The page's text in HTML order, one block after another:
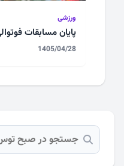
ورزشی
پایان مسابقات
1405/04/28